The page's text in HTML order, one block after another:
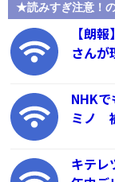
★読みすぎ注意！
【朗
さんが
NHK
ミノ
キテレ